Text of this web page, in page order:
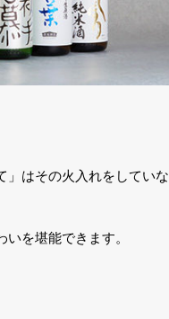
」はその火入れをしていな
を堪能できます。